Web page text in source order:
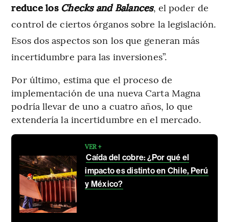
reduce los Checks and Balances, el poder de
control de ciertos órganos sobre la legislación.
Esos dos aspectos son los que generan más
incertidumbre para las inversiones”.
Por último, estima que el proceso de
implementación de una nueva Carta Magna
podría llevar de uno a cuatro años, lo que
extendería la incertidumbre en el mercado.
VER +
Caída del cobre: ¿Por qué el
impacto es distinto en Chile, Perú
y México?